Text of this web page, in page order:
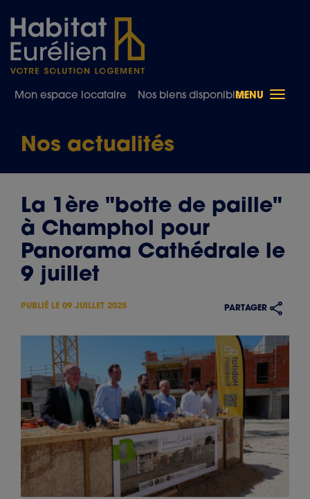
Mon espace locataire Nos biens disponiblesMENU
Toggle
Nos actualités
La 1ère "botte de paille"
à Champhol pour
Panorama Cathédrale le
9 juillet
PUBLIÉ LE 09 JUILLET 2025 PARTAGER